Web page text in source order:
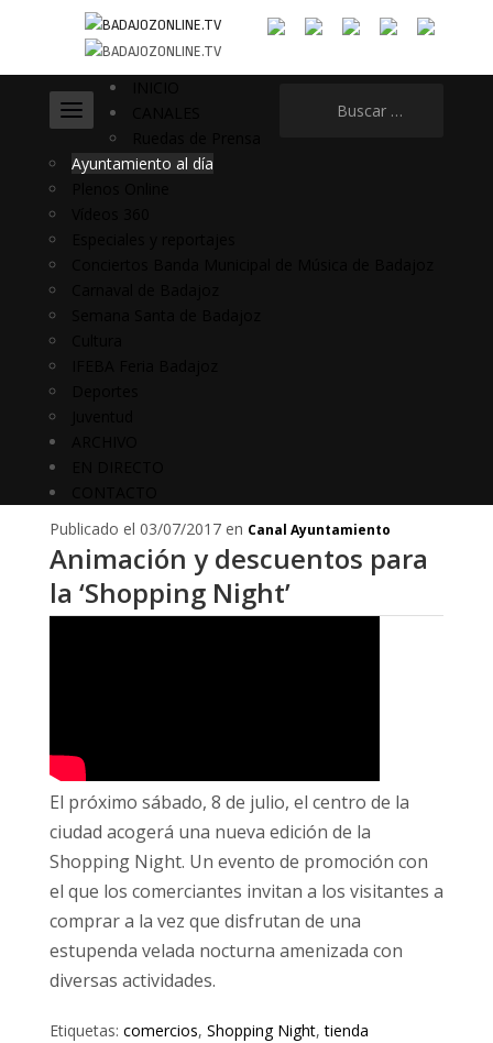
Ayuntamiento al día
Publicado el 03/07/2017 en Canal Ayuntamiento
Animación y descuentos para
la ‘Shopping Night’
El próximo sábado, 8 de julio, el centro de la
ciudad acogerá una nueva edición de la
Shopping Night. Un evento de promoción con
el que los comerciantes invitan a los visitantes a
comprar a la vez que disfrutan de una
estupenda velada nocturna amenizada con
diversas actividades.
Etiquetas: comercios, Shopping Night,tienda